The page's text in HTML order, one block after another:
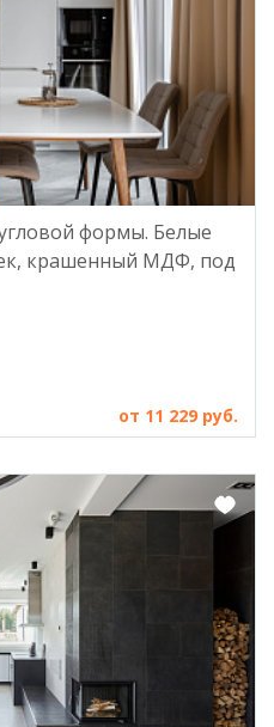
формы. Белые
крашенный МДФ, под
от 11 229 руб.